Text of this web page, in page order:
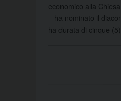
economico alla
– ha nominato il
ha durata di cinque